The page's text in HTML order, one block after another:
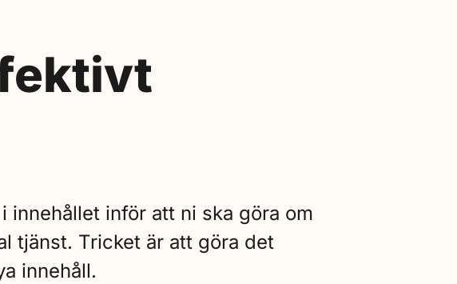
innehållet inför att ni ska göra om
tjänst. Tricket är att göra det
innehåll.